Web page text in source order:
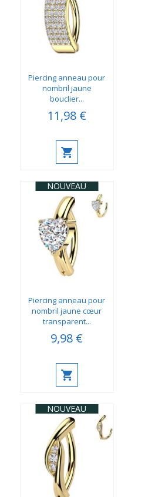
Piercing anneau pour
nombril jaune
bouclier...
11,98 €
NOUVEAU
Piercing anneau pour
nombril jaune cœur
transparent...
9,98 €
NOUVEAU